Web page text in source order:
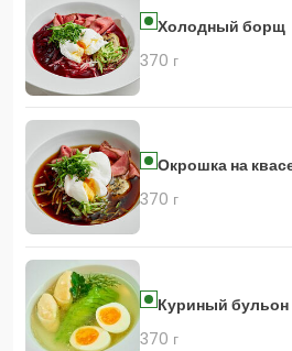
Холодный борщ
370 г
Окрошка на
370 г
Куриный бульон
370 г